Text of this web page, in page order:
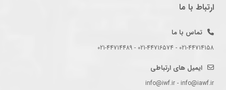
ارتباط با ما
تماس با ما
021-44714158 - 021-44716574 - 021-44714489
ایمیل های ارتباطی
info@iwf.ir - info@iawf.ir